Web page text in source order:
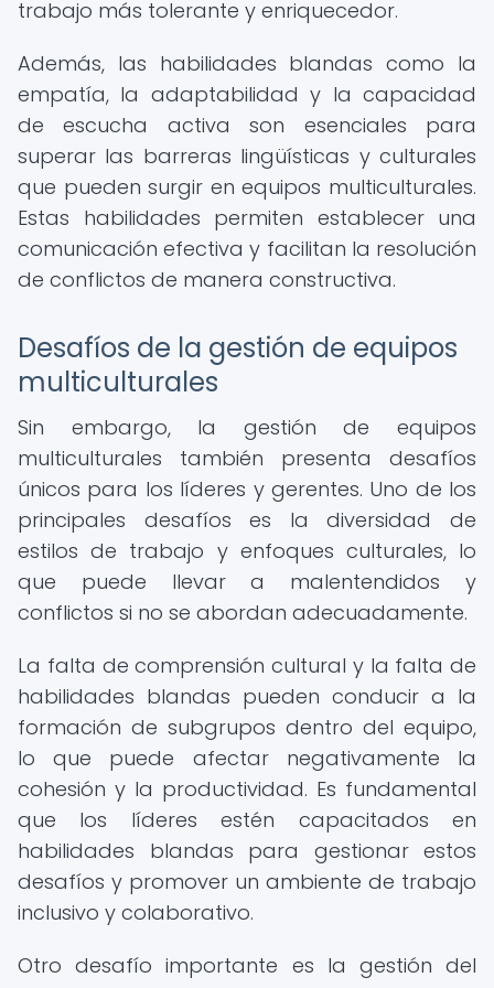
trabajo más tolerante y enriquecedor.
Además, las habilidades blandas como la
empatía, la adaptabilidad y la capacidad
de escucha activa son esenciales para
superar las barreras lingüísticas y culturales
que pueden surgir en equipos multiculturales.
Estas habilidades permiten establecer una
comunicación efectiva y facilitan la resolución
de conflictos de manera constructiva.
Desafíos de la gestión de equipos
multiculturales
Sin embargo, la gestión de equipos
multiculturales también presenta desafíos
únicos para los líderes y gerentes. Uno de los
principales desafíos es la diversidad de
estilos de trabajo y enfoques culturales, lo
que puede llevar a malentendidos y
conflictos si no se abordan adecuadamente.
La falta de comprensión cultural y la falta de
habilidades blandas pueden conducir a la
formación de subgrupos dentro del equipo,
lo que puede afectar negativamente la
cohesión y la productividad. Es fundamental
que los líderes estén capacitados en
habilidades blandas para gestionar estos
desafíos y promover un ambiente de trabajo
inclusivo y colaborativo.
Otro desafío importante es la gestión del